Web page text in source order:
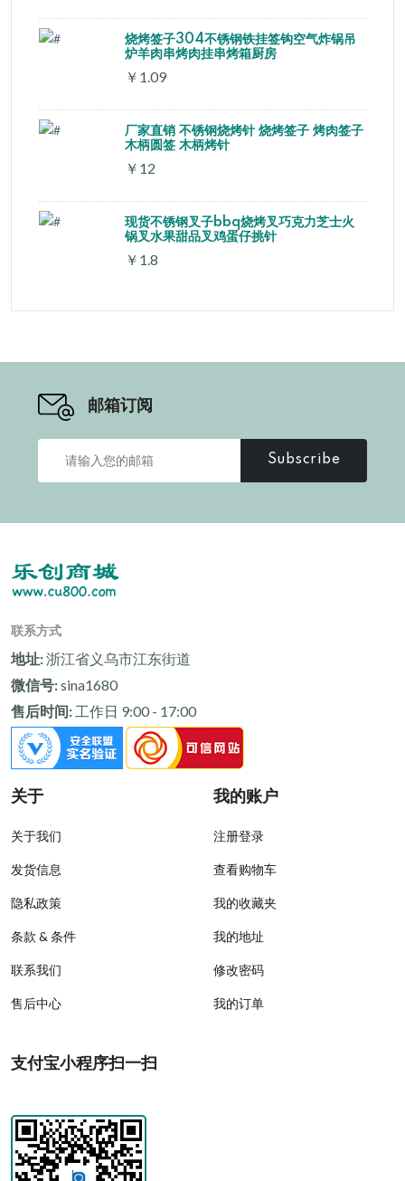
烧烤签子304不锈钢铁挂签钩空气炸锅吊
炉羊肉串烤肉挂串烤箱厨房
￥1.09
厂家直销 不锈钢烧烤针 烧烤签子 烤肉签子
木柄圆签 木柄烤针
￥12
现货不锈钢叉子bbq烧烤叉巧克力芝士火
锅叉水果甜品叉鸡蛋仔挑针
￥1.8
邮箱订阅
Subscribe
联系方式
地址:浙江省义乌市江东街道
微信号:sina1680
售后时间: 工作日 9:00 - 17:00
关于
关于我们
发货信息
隐私政策
条款 & 条件
联系我们
售后中心
我的账户
注册登录
查看购物车
我的收藏夹
我的地址
修改密码
我的订单
支付宝小程序扫一扫